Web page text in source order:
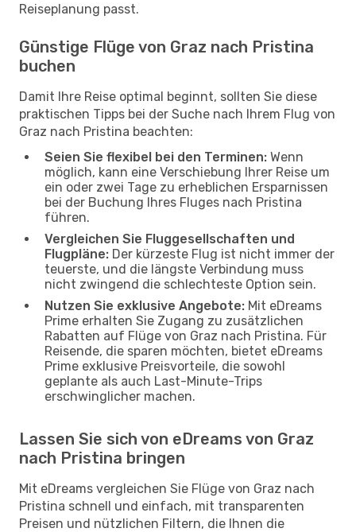
Reiseplanung passt.
Günstige Flüge von Graz nach Pristina
buchen
Damit Ihre Reise optimal beginnt, sollten Sie diese
praktischen Tipps bei der Suche nach Ihrem Flug von
Graz nach Pristina beachten:
Seien Sie flexibel bei den Terminen: Wenn
möglich, kann eine Verschiebung Ihrer Reise um
ein oder zwei Tage zu erheblichen Ersparnissen
bei der Buchung Ihres Fluges nach Pristina
führen.
Vergleichen Sie Fluggesellschaften und
Flugpläne: Der kürzeste Flug ist nicht immer der
teuerste, und die längste Verbindung muss
nicht zwingend die schlechteste Option sein.
Nutzen Sie exklusive Angebote: Mit eDreams
Prime erhalten Sie Zugang zu zusätzlichen
Rabatten auf Flüge von Graz nach Pristina. Für
Reisende, die sparen möchten, bietet eDreams
Prime exklusive Preisvorteile, die sowohl
geplante als auch Last-Minute-Trips
erschwinglicher machen.
Lassen Sie sich von eDreams von Graz
nach Pristina bringen
Mit eDreams vergleichen Sie Flüge von Graz nach
Pristina schnell und einfach, mit transparenten
Preisen und nützlichen Filtern, die Ihnen die